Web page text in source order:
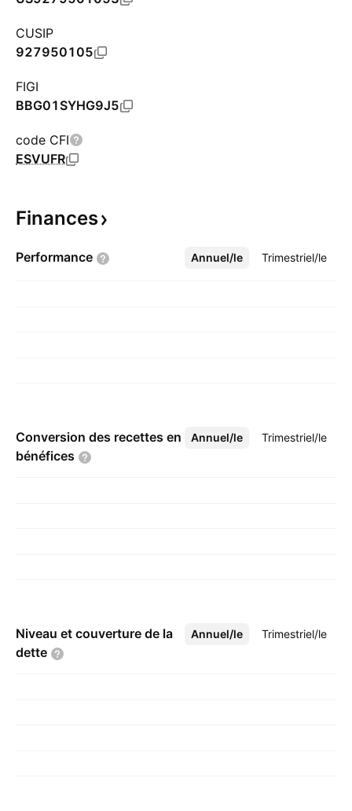
CUSIP
927950105
FIGI
BBG01SYHG9J5
code CFI
ESVUFR
Finances
Performance Annuel/le Trimestriel/le
Plus
Conversion des recettes en
bénéfices
Annuel/le Trimestriel/le
Plus
Niveau et couverture de la
dette
Annuel/le Trimestriel/le
Plus